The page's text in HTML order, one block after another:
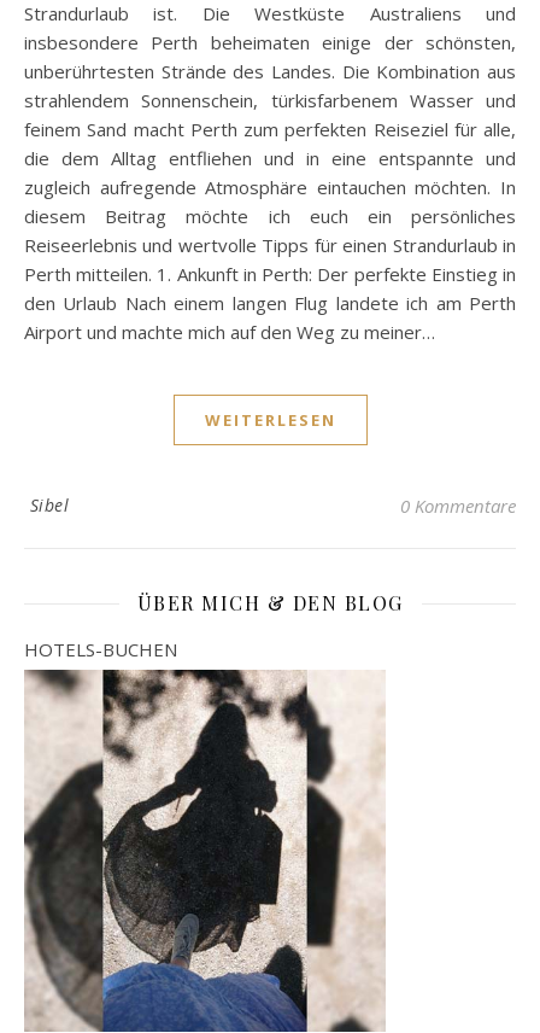
Strandurlaub ist. Die Westküste Australiens und
insbesondere Perth beheimaten einige der schönsten,
unberührtesten Strände des Landes. Die Kombination aus
strahlendem Sonnenschein, türkisfarbenem Wasser und
feinem Sand macht Perth zum perfekten Reiseziel für alle,
die dem Alltag entfliehen und in eine entspannte und
zugleich aufregende Atmosphäre eintauchen möchten. In
diesem Beitrag möchte ich euch ein persönliches
Reiseerlebnis und wertvolle Tipps für einen Strandurlaub in
Perth mitteilen. 1. Ankunft in Perth: Der perfekte Einstieg in
den Urlaub Nach einem langen Flug landete ich am Perth
Airport und machte mich auf den Weg zu meiner…
WEITERLESEN
Sibel 0 Kommentare
ÜBER MICH & DEN BLOG
HOTELS-BUCHEN